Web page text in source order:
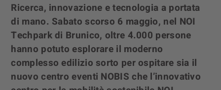
Ricerca, innovazione e tecnologia a portata
di mano. Sabato scorso 6 maggio, nel NOI
Techpark di Brunico, oltre 4.000 persone
hanno potuto esplorare il moderno
complesso edilizio sorto per ospitare sia il
nuovo centro eventi NOBIS che l’innovativo